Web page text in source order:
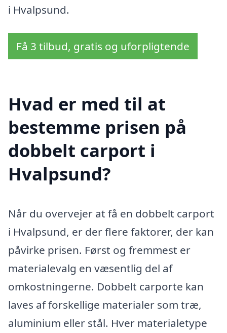
i Hvalpsund.
Få 3 tilbud, gratis og uforpligtende
Hvad er med til at
bestemme prisen på
dobbelt carport i
Hvalpsund?
Når du overvejer at få en dobbelt carport
i Hvalpsund, er der flere faktorer, der kan
påvirke prisen. Først og fremmest er
materialevalg en væsentlig del af
omkostningerne. Dobbelt carporte kan
laves af forskellige materialer som træ,
aluminium eller stål. Hver materialetype